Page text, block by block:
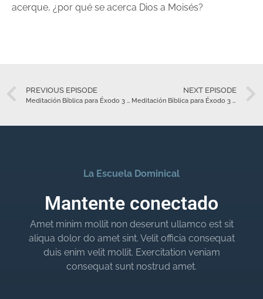
acerque, ¿por qué se acerca Dios a Moisés?
PREVIOUS EPISODE
Meditación Bíblica para Éxodo 3 – Febrero 20
NEXT EPISODE
Meditación Bíblica para Éxodo 3 – Febrero 20
La Escuela Dominical
Mantente conectado
Amet minim mollit non deserunt ullamco est sit
aliqua dolor do amet sint. Velit officia consequat
duis enim velit mollit. Exercitation veniam
consequat sunt nostrud amet.